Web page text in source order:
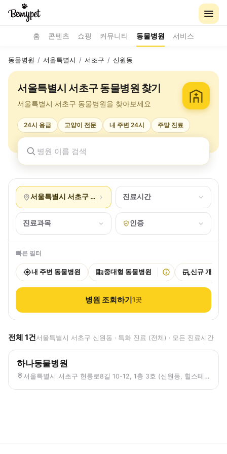
홈 콘텐츠 쇼핑 커뮤니티 동물병원 서비스
동물병원 / 서울특별시 / 서초구 / 신원동
서울특별시 서초구 동물병원 찾기
서울특별시 서초구 동물병원을 찾아보세요
24시 응급 고양이 전문 내 주변 24시 주말 진료
서울특별시 서초구 신원동 진료시간
진료과목 인증
빠른 필터
내 주변 동물병원 중대형 동물병원 신규 개원
병원 조회하기1곳
전체 1건서울특별시 서초구 신원동 · 특화 진료 (전체) · 모든 진료시간
하나동물병원
서울특별시 서초구 헌릉로8길 10-12, 1층 3호 (신원동, 힐스테이트서초잰트리스)